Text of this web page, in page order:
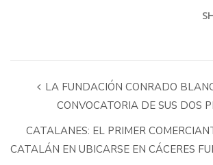
LA FUNDACIÓN CONRADO
CONVOCATORIA DE SUS DOS
CATALANES: EL PRIMER
CATALÁN EN UBICARSE EN CÁCERES